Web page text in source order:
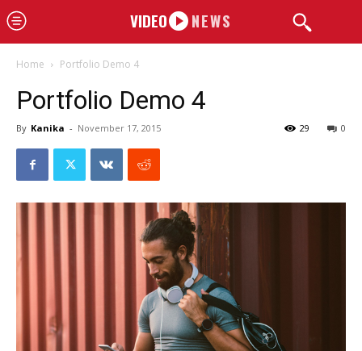
VIDEO NEWS
Home Portfolio Demo 4
Portfolio Demo 4
By Kanika - November 17, 2015 0
29